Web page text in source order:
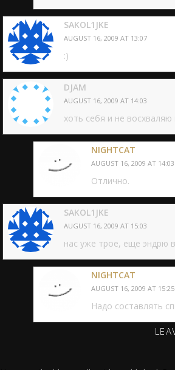
SAKOL1JKE
AUGUST 16, 2009 AT 13:07
:)
DJAM
AUGUST 16, 2009 AT 14:03
хоть себя и не
NIGHTCAT
AUGUST 16, 2009 AT 14:03
Отлично.
SAKOL1JKE
AUGUST 16, 2009 AT 15:03
нас уже трое, еще эндрю
NIGHTCAT
AUGUST 16, 2009 AT 15:25
Надо составлять